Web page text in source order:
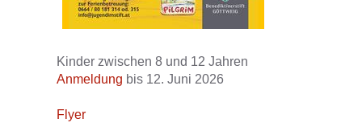
Kinder zwischen 8 und 12 Jahren
Anmeldung bis 12. Juni 2026
Flyer